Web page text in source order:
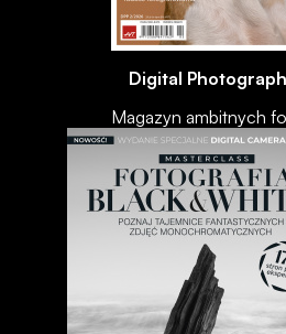
Digital
Magazyn ambitnych